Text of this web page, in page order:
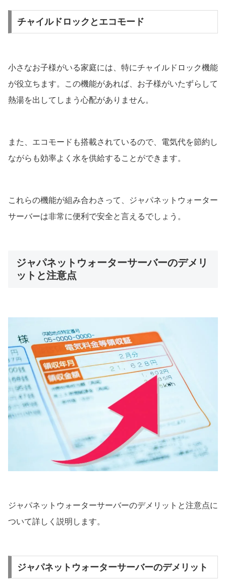
チャイルドロックとエコモード
小さなお子様がいる家庭には、特にチャイルドロック機能
が役立ちます。この機能があれば、お子様がいたずらして
熱湯を出してしまう心配がありません。
また、エコモードも搭載されているので、電気代を節約し
ながらも効率よく水を供給することができます。
これらの機能が組み合わさって、ジャパネットウォーター
サーバーは非常に便利で安全と言えるでしょう。
ジャパネットウォーターサーバーのデメリ
ットと注意点
ジャパネットウォーターサーバーのデメリットと注意点に
ついて詳しく説明します。
ジャパネットウォーターサーバーのデメリット